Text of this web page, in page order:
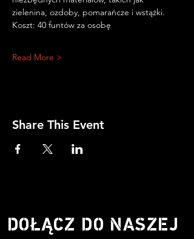
zielenina, ozdoby, pomarańcze i wstążki.
Koszt: 40 funtów za osobę
Read More >
Share This Event
DOŁĄCZ DO NASZEJ